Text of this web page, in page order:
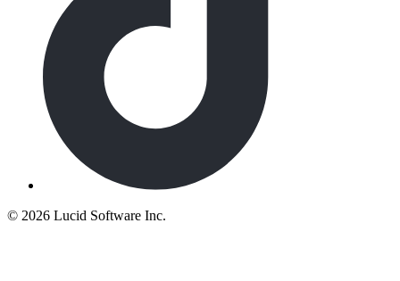
© 2026 Lucid Software Inc.